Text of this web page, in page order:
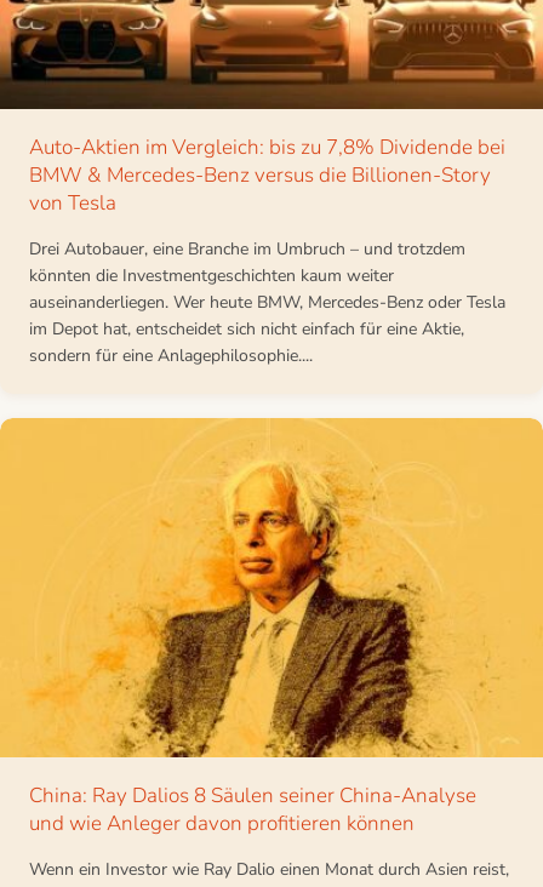
Auto-Aktien im Vergleich: bis zu 7,8% Dividende bei
BMW & Mercedes-Benz versus die Billionen-Story
von Tesla
Drei Autobauer, eine Branche im Umbruch – und trotzdem
könnten die Investmentgeschichten kaum weiter
auseinanderliegen. Wer heute BMW, Mercedes-Benz oder Tesla
im Depot hat, entscheidet sich nicht einfach für eine Aktie,
sondern für eine Anlagephilosophie....
China: Ray Dalios 8 Säulen seiner China-Analyse
und wie Anleger davon profitieren können
Wenn ein Investor wie Ray Dalio einen Monat durch Asien reist,